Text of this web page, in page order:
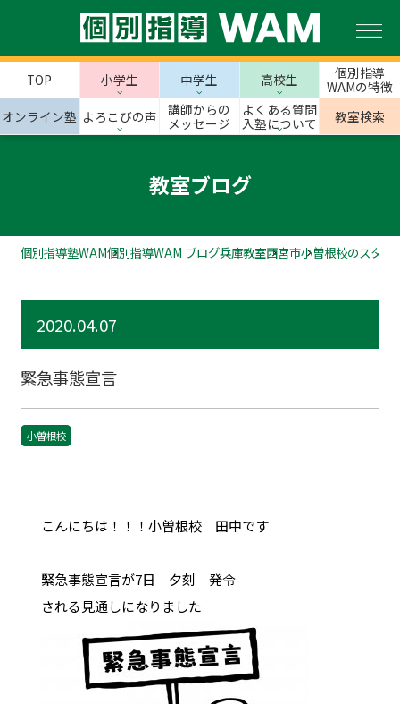
TOP 小学生 中学生 高校生
個別指導
WAMの特徴
オンライン塾 よろこびの声
講師からの
メッセージ
よくある質問
入塾について
教室検索
教室ブログ
個別指導塾WAM個別指導WAM ブログ兵庫教室西宮市小曽根校のスタッ
2020.04.07
緊急事態宣言
小曽根校
こんにちは！！！小曽根校 田中です
緊急事態宣言が7日 夕刻 発令
される見通しになりました